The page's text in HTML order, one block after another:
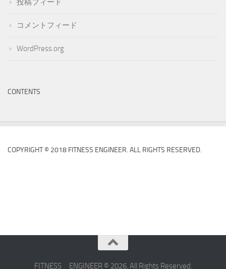
投稿フィード
コメントフィード
WordPress.org
CONTENTS
COPYRIGHT © 2018 FITNESS ENGINEER. ALL RIGHTS RESERVED.
FITNESS ENGINEER © 2026. All Rights Reserved.